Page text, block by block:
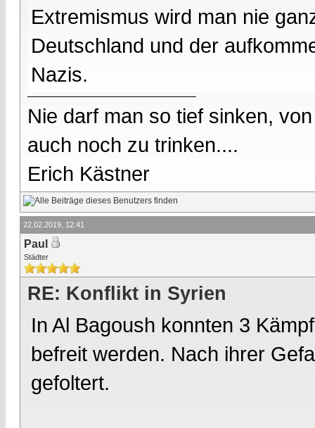
Extremismus wird man nie
Deutschland und der
Nazis.
Nie darf man so tief sinken,
auch noch zu trinken....
Erich Kästner
22.02.2019, 12:41
Paul
Städter
RE: Konflikt in Syrien
In Al Bagoush konnten 3
befreit werden. Nach ihrer
gefoltert.